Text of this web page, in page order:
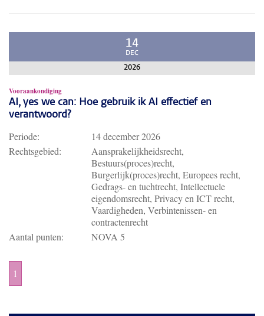
14
DEC
2026
Vooraankondiging
AI, yes we can: Hoe gebruik ik AI effectief en
verantwoord?
Periode:
14 december 2026
Rechtsgebied:
Aansprakelijkheidsrecht,
Bestuurs(proces)recht,
Burgerlijk(proces)recht, Europees recht,
Gedrags- en tuchtrecht, Intellectuele
eigendomsrecht, Privacy en ICT recht,
Vaardigheden, Verbintenissen- en
contractenrecht
Aantal punten:
NOVA 5
1